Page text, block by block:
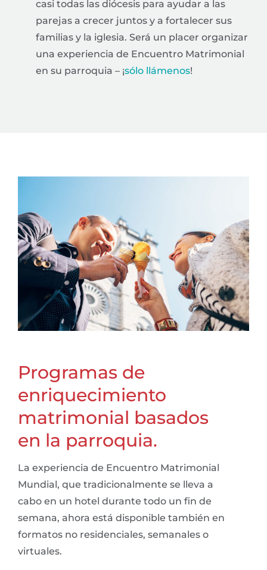
casi todas las diócesis para ayudar a las
parejas a crecer juntos y a fortalecer sus
familias y la iglesia. Será un placer organizar
una experiencia de Encuentro Matrimonial
en su parroquia – ¡sólo llámenos!
Programas de
enriquecimiento
matrimonial basados
en la parroquia.
La experiencia de Encuentro Matrimonial
Mundial, que tradicionalmente se lleva a
cabo en un hotel durante todo un fin de
semana, ahora está disponible también en
formatos no residenciales, semanales o
virtuales.